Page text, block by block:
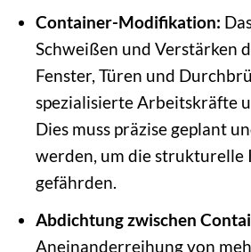
Container-Modifikation:
Schweißen und Verstärken
Fenster, Türen und
spezialisierte Arbeitskräfte
Dies muss präzise geplant
werden, um die
gefährden.
Abdichtung zwischen
Aneinanderreihung von